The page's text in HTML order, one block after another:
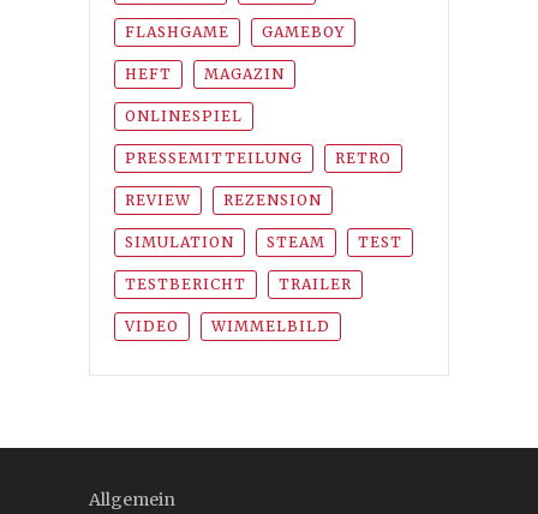
FLASHGAME GAMEBOY
HEFT MAGAZIN
ONLINESPIEL
PRESSEMITTEILUNG RETRO
REVIEW REZENSION
SIMULATION STEAM TEST
TESTBERICHT TRAILER
VIDEO WIMMELBILD
Allgemein